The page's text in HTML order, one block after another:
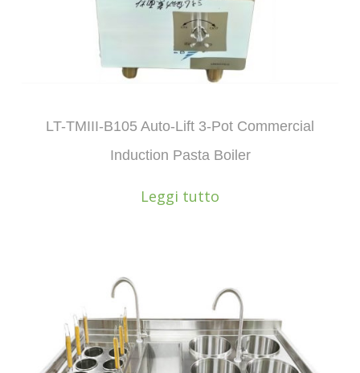
LT-TMIII-B105 Auto-Lift 3-Pot Commercial
Induction Pasta Boiler
Leggi tutto